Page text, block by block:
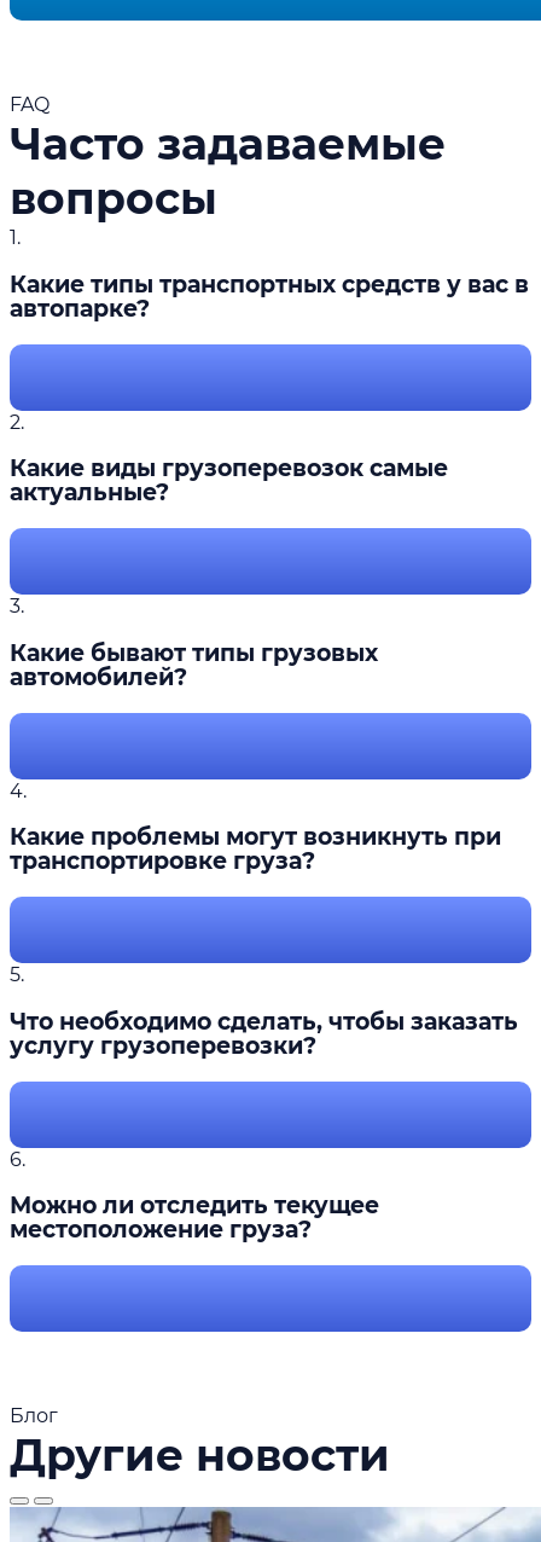
FAQ
Часто задаваемые
вопросы
1.
Какие типы транспортных средств у вас в
автопарке?
2.
Какие виды грузоперевозок самые
актуальные?
3.
Какие бывают типы грузовых
автомобилей?
4.
Какие проблемы могут возникнуть при
транспортировке груза?
5.
Что необходимо сделать, чтобы заказать
услугу грузоперевозки?
6.
Можно ли отследить текущее
местоположение груза?
Блог
Другие новости